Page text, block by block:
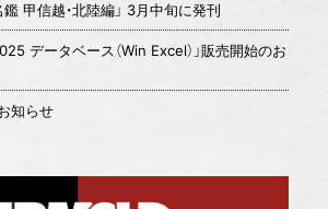
鑑 甲信越・北陸編」 3月中旬に発刊
データベース（Win Excel）」販売開始のお
知らせ